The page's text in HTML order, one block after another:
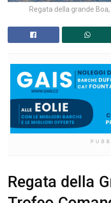
Regata della grande
Regata della